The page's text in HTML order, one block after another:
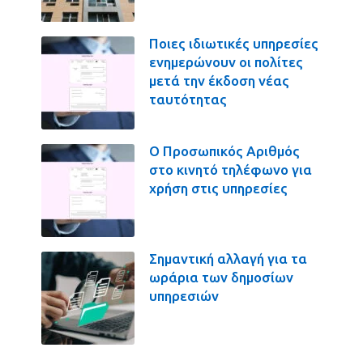
Ποιες ιδιωτικές υπηρεσίες
ενημερώνουν οι πολίτες
μετά την έκδοση νέας
ταυτότητας
Ο Προσωπικός Αριθμός
στο κινητό τηλέφωνο για
χρήση στις υπηρεσίες
Σημαντική αλλαγή για τα
ωράρια των δημοσίων
υπηρεσιών